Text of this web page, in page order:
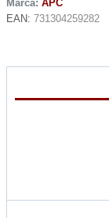
Marca: APC
EAN: 731304259282